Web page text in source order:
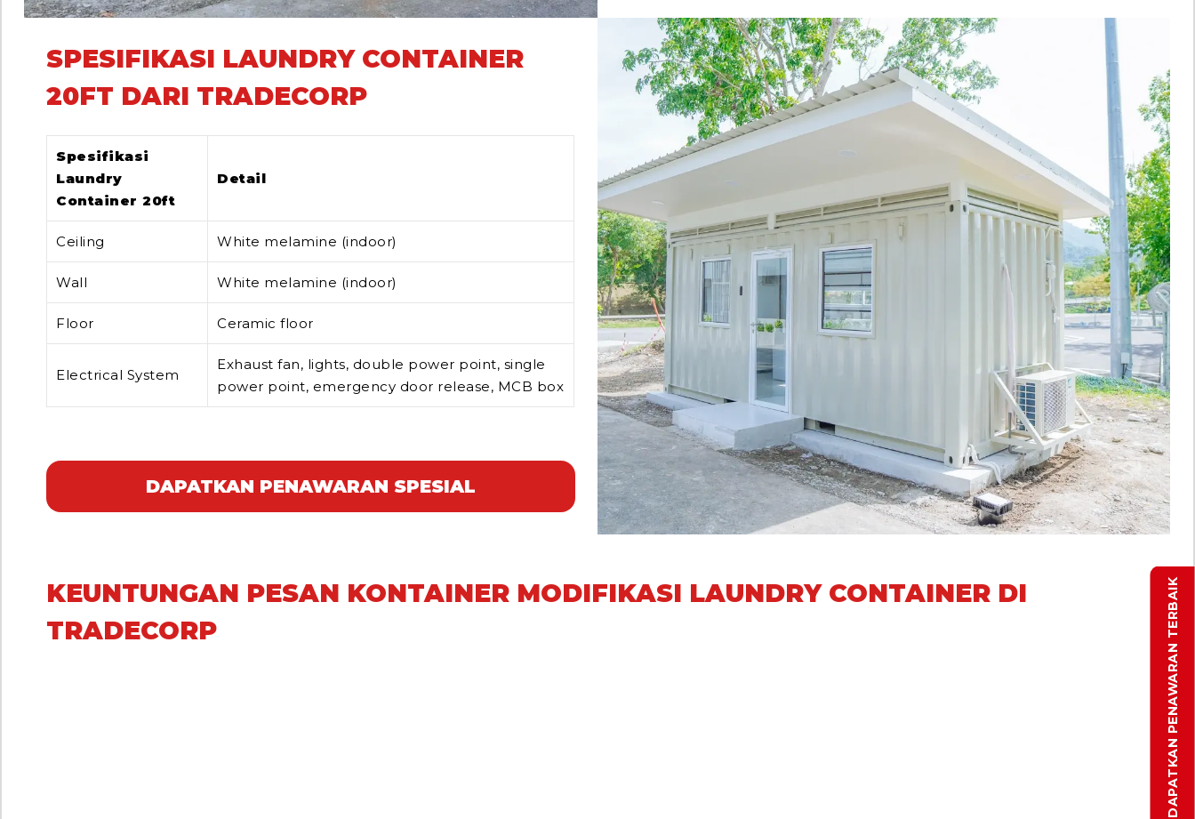
DAPATKAN PENAWARAN TERBAIK
SPESIFIKASI LAUNDRY CONTAINER
20FT DARI TRADECORP
Spesifikasi
Laundry
Container 20ft
Detail
Ceiling White melamine (indoor)
Wall White melamine (indoor)
Floor Ceramic floor
Electrical System
Exhaust fan, lights, double power point, single
power point, emergency door release, MCB box
DAPATKAN PENAWARAN SPESIAL
KEUNTUNGAN PESAN KONTAINER MODIFIKASI LAUNDRY CONTAINER DI
TRADECORP